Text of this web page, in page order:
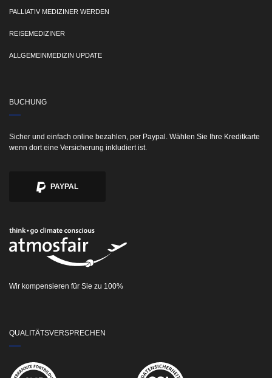
PALLIATIV MEDIZINER WERDEN
REISEMEDIZINER
ALLGEMEINMEDIZIN UPDATE
BUCHUNG
Sicher und einfach online bezahlen, per Paypal. Wählen Sie Ihre Kreditkarte
wenn dort eine Versicherung inkludiert ist.
PAYPAL
Wir kompensieren für Sie zu 100%
QUALITÄTSVERSPRECHEN